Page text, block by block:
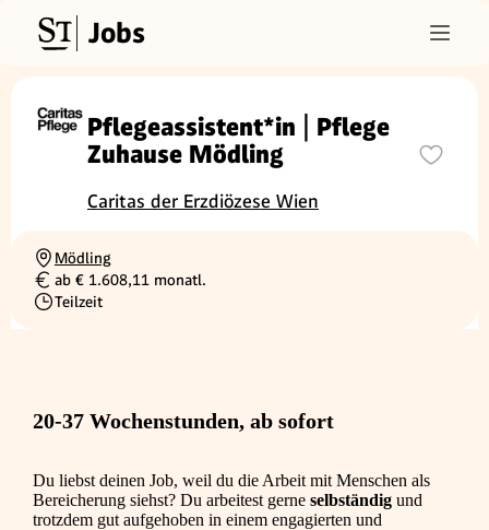
Jobs
Pflegeassistent*in | Pflege
Zuhause Mödling
Caritas der Erzdiözese Wien
Ortschaft
Mödling
Gehalt
ab € 1.608,11 monatl.
Beschäftigungsart
Teilzeit
20-37 Wochenstunden, ab sofort
Du liebst deinen Job, weil du die Arbeit mit Menschen als
Bereicherung siehst? Du arbeitest gerne selbständig und
trotzdem gut aufgehoben in einem engagierten und